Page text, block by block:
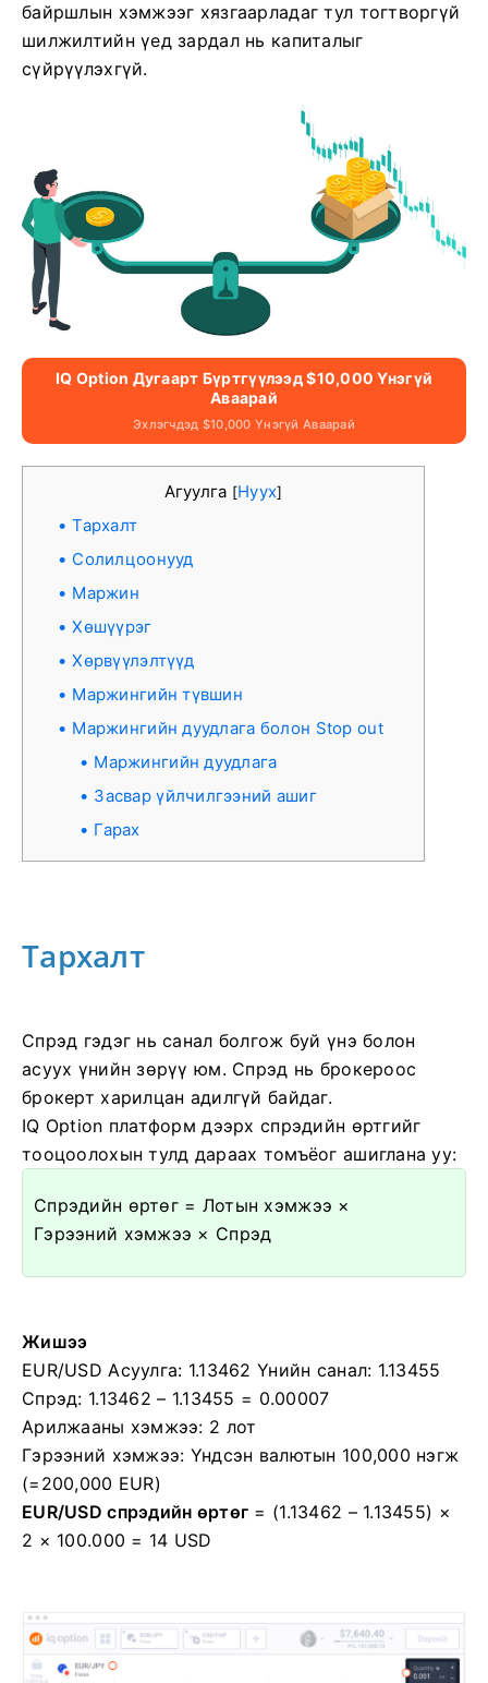
байршлын хэмжээг хязгаарладаг тул тогтворгүй
шилжилтийн үед зардал нь капиталыг
сүйрүүлэхгүй.
IQ Option Дугаарт Бүртгүүлээд $10,000 Үнэгүй
Аваарай
Эхлэгчдэд $10,000 Үнэгүй Аваарай
Агуулга [Нуух]
Тархалт
Солилцоонууд
Маржин
Хөшүүрэг
Хөрвүүлэлтүүд
Маржингийн түвшин
Маржингийн дуудлага болон Stop out
Маржингийн дуудлага
Засвар үйлчилгээний ашиг
Гарах
Тархалт
Спрэд гэдэг нь санал болгож буй үнэ болон
асуух үнийн зөрүү юм. Спрэд нь брокероос
брокерт харилцан адилгүй байдаг.
IQ Option платформ дээрх спрэдийн өртгийг
тооцоолохын тулд дараах томъёог ашиглана уу:
Спрэдийн өртөг = Лотын хэмжээ ×
Гэрээний хэмжээ × Спрэд
Жишээ
EUR/USD Асуулга: 1.13462 Үнийн санал: 1.13455
Спрэд: 1.13462 – 1.13455 = 0.00007
Арилжааны хэмжээ: 2 лот
Гэрээний хэмжээ: Үндсэн валютын 100,000 нэгж
(=200,000 EUR)
EUR/USD спрэдийн өртөг = (1.13462 – 1.13455) ×
2 × 100.000 = 14 USD